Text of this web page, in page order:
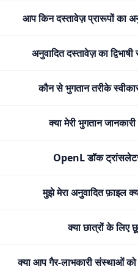
आप किन दस्तावेज़ प्रारूपों का
अनुवादित दस्तावेज़ का
कौन से भुगतान तरीके
क्या मेरी भुगतान
OpenL डॉक
मुझे मेरा अनुवादित फ़ाइल
क्या छात्रों के लिए
क्या आप गैर-लाभकारी संस्थाओं